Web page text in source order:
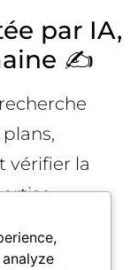
par IA,
✍️
vérifier la
La